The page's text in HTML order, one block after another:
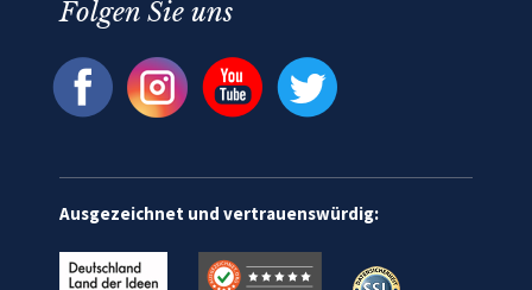
Folgen Sie uns
Ausgezeichnet und vertrauenswürdig: